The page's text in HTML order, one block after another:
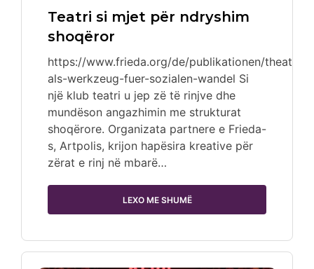
Teatri si mjet për ndryshim
shoqëror
https://www.frieda.org/de/publikationen/theater-
als-werkzeug-fuer-sozialen-wandel Si
një klub teatri u jep zë të rinjve dhe
mundëson angazhimin me strukturat
shoqërore. Organizata partnere e Frieda-
s, Artpolis, krijon hapësira kreative për
zërat e rinj në mbarë…
LEXO ME SHUMË